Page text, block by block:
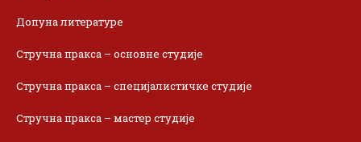
Допуна литературе
Стручна пракса – основне студије
Стручна пракса – специјалистичке студије
Стручна пракса – мастер студије